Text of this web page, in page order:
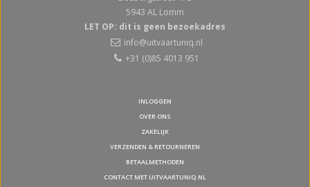
5943 AL Lomm
LET OP: dit is geen bezoekadres
info@uitvaartuniq.nl
+31 (0)85 4013 951
INLOGGEN
OVER ONS
ZAKELIJK
VERZENDEN & RETOURNEREN
BETAALMETHODEN
CONTACT MET UITVAARTUNIQ.NL